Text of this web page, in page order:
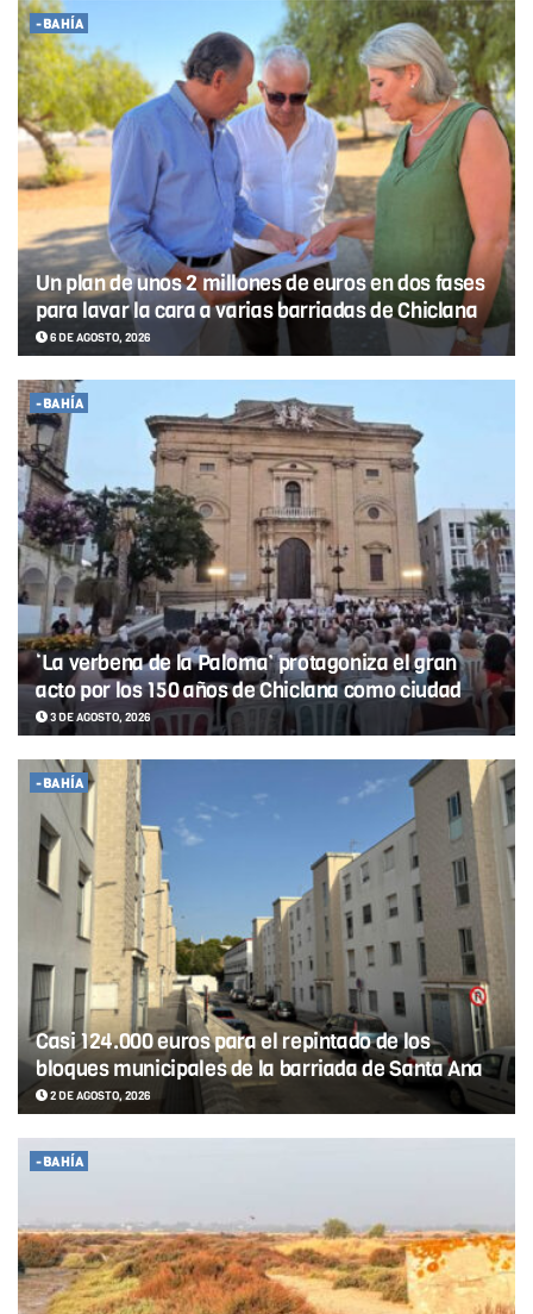
-BAHÍA
Un plan de unos 2 millones de euros en dos fases
para lavar la cara a varias barriadas de Chiclana
6 DE AGOSTO, 2026
-BAHÍA
‘La verbena de la Paloma’ protagoniza el gran
acto por los 150 años de Chiclana como ciudad
3 DE AGOSTO, 2026
-BAHÍA
Casi 124.000 euros para el repintado de los
bloques municipales de la barriada de Santa Ana
2 DE AGOSTO, 2026
-BAHÍA